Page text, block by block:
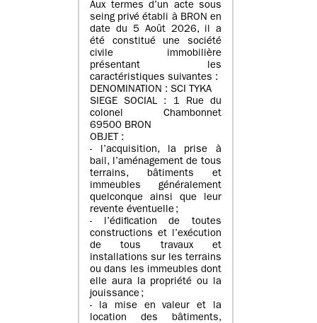
Aux termes d’un acte sous
seing privé établi à BRON en
date du 5 Août 2026, il a
été constitué une société
civile immobilière
présentant les
caractéristiques suivantes :
DENOMINATION : SCI TYKA
SIEGE SOCIAL : 1 Rue du
colonel Chambonnet
69500 BRON
OBJET :
- l’acquisition, la prise à
bail, l’aménagement de tous
terrains, bâtiments et
immeubles généralement
quelconque ainsi que leur
revente éventuelle ;
- l’édification de toutes
constructions et l’exécution
de tous travaux et
installations sur les terrains
ou dans les immeubles dont
elle aura la propriété ou la
jouissance ;
- la mise en valeur et la
location des bâtiments,